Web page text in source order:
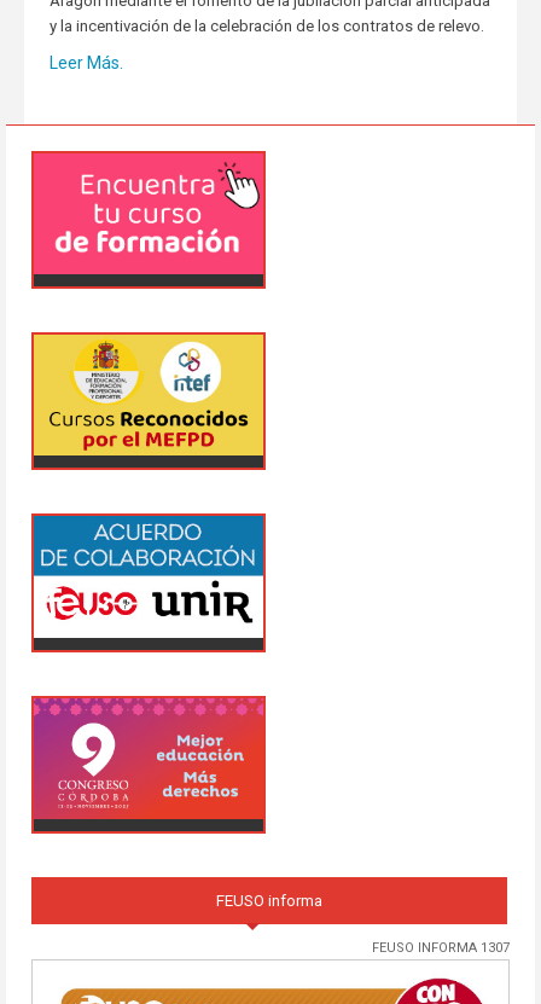
y la incentivación de la celebración de los contratos de relevo.
Leer Más.
FEUSO informa
FEUSO INFORMA 1307